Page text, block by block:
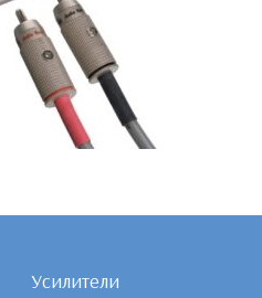
Усилители